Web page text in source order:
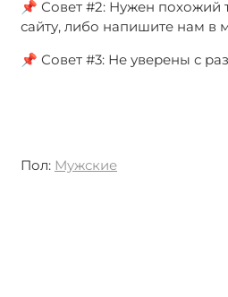
📌 Совет #2: Нужен похожий
сайту, либо напишите нам в
📌 Совет #3: Не уверены с
Пол: Мужские